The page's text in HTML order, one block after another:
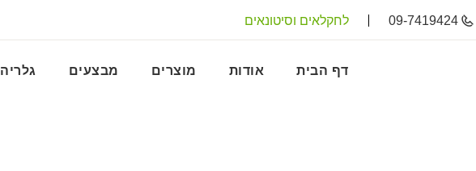
לחקלאים וסיטונאים
גלריה מבצעים מוצרים אודות דף הבית